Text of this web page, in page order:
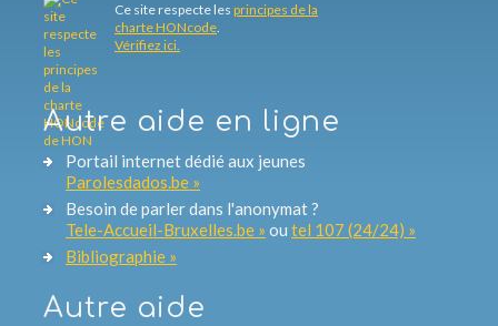
Ce site respecte les principes de la
charte HONcode.
Vérifiez ici.
Autre aide en ligne
Portail internet dédié aux jeunes
Parolesdados.be »
Besoin de parler dans l'anonymat ?
Tele-Accueil-Bruxelles.be » ou tel 107 (24/24) »
Bibliographie »
Autre aide